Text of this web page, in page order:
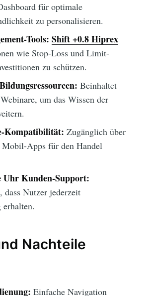
für optimale
zu personalisieren.
Tools: Shift +0.8 Hiprex
wie Stop-Loss und Limit-
zu schützen.
Beinhaltet
um das Wissen der
Kompatibilität: Zugänglich über
Apps für den Handel
Uhr Kunden-Support:
dass Nutzer jederzeit
erhalten.
Nachteile
Einfache Navigation